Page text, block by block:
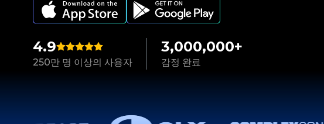
4.9
250만 명 이상의 사용자
3,000,000+
감정 완료